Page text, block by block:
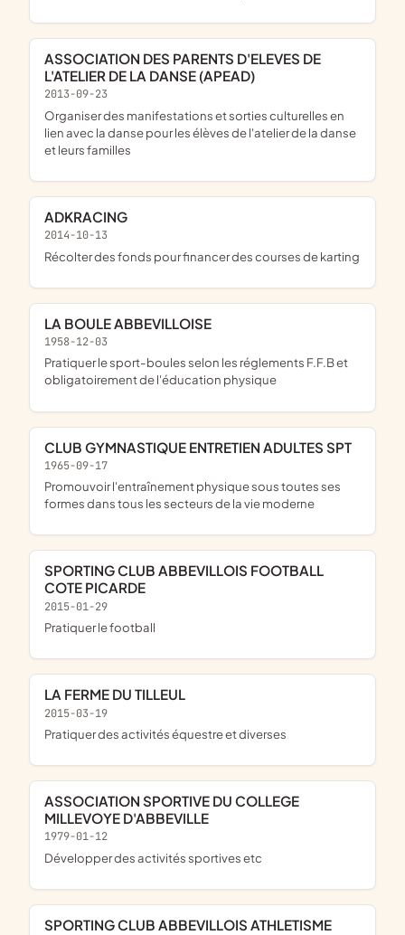
ASSOCIATION DES PARENTS D'ELEVES DE
L'ATELIER DE LA DANSE (APEAD)
2013-09-23
organiser des manifestations et sorties culturelles en
lien avec la danse pour les élèves de l'atelier de la danse
et leurs familles
ADKRACING
2014-10-13
récolter des fonds pour financer des courses de karting
LA BOULE ABBEVILLOISE
1958-12-03
pratiquer le sport-boules selon les réglements F.F.B et
obligatoirement de l'éducation physique
CLUB GYMNASTIQUE ENTRETIEN ADULTES SPT
1965-09-17
promouvoir l'entraînement physique sous toutes ses
formes dans tous les secteurs de la vie moderne
SPORTING CLUB ABBEVILLOIS FOOTBALL
COTE PICARDE
2015-01-29
pratiquer le football
LA FERME DU TILLEUL
2015-03-19
pratiquer des activités équestre et diverses
ASSOCIATION SPORTIVE DU COLLEGE
MILLEVOYE D'ABBEVILLE
1979-01-12
développer des activités sportives etc
SPORTING CLUB ABBEVILLOIS ATHLETISME